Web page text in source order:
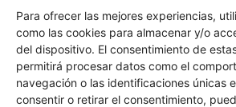
Para ofrecer las mejores experiencias,
como las cookies para almacenar y/o
del dispositivo. El consentimiento de
permitirá procesar datos como el
navegación o las identificaciones únicas
consentir o retirar el consentimiento,
C/ Duque de Fernán
2 – 1ºA 28012 –
(+34) 623 183